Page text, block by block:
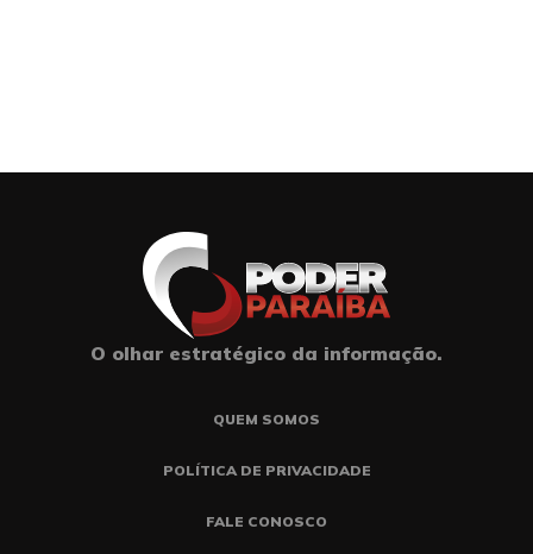
O olhar estratégico da informação.
QUEM SOMOS
POLÍTICA DE PRIVACIDADE
FALE CONOSCO